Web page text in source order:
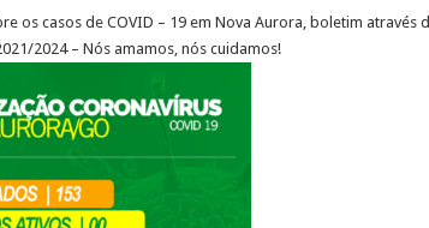
os casos de COVID – 19 em Nova Aurora, boletim através
2024 – Nós amamos, nós cuidamos!